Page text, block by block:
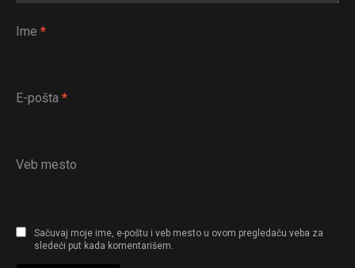
Ime *
E-pošta *
Veb mesto
Sačuvaj moje ime, e-poštu i veb mesto u ovom pregledaču veba za
sledeći put kada komentarišem.